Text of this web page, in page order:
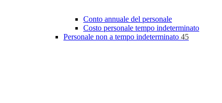
Conto annuale del personale
Costo personale tempo indeterminato
Personale non a tempo indeterminato 45